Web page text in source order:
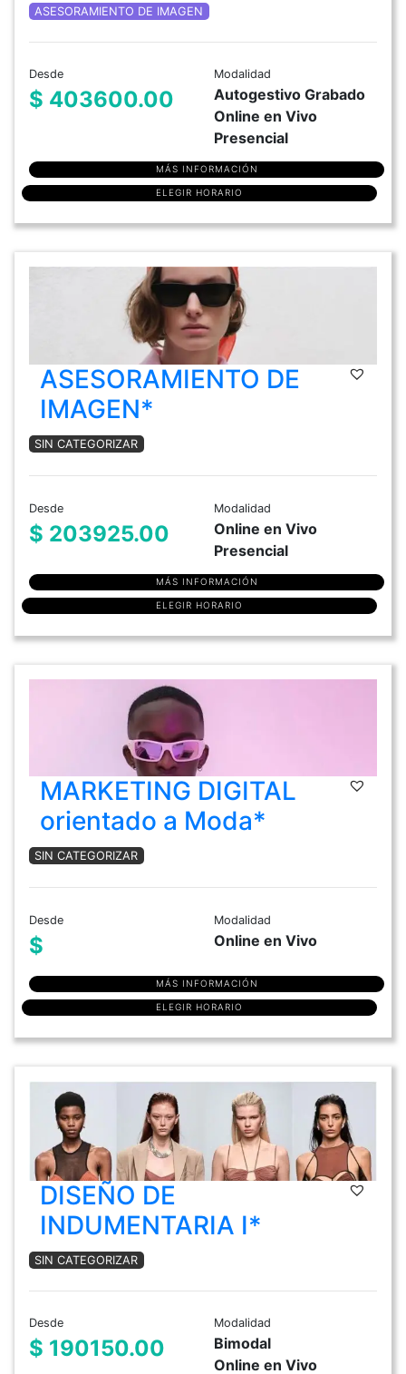
ASESORAMIENTO DE IMAGEN
Desde
$ 403600.00
Modalidad
Autogestivo Grabado
Online en Vivo
Presencial
MÁS INFORMACIÓN
ELEGIR HORARIO
ASESORAMIENTO DE
IMAGEN*
SIN CATEGORIZAR
Desde
$ 203925.00
Modalidad
Online en Vivo
Presencial
MÁS INFORMACIÓN
ELEGIR HORARIO
MARKETING DIGITAL
orientado a Moda*
SIN CATEGORIZAR
Desde
$
Modalidad
Online en Vivo
MÁS INFORMACIÓN
ELEGIR HORARIO
DISEÑO DE
INDUMENTARIA I*
SIN CATEGORIZAR
Desde
$ 190150.00
Modalidad
Bimodal
Online en Vivo